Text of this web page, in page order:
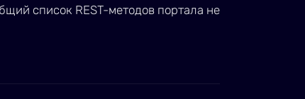
список REST-методов портала не